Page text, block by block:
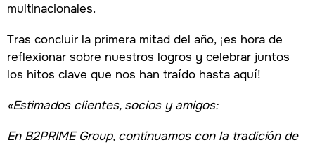
multinacionales.
Tras concluir la primera mitad del año, ¡es hora de
reflexionar sobre nuestros logros y celebrar juntos
los hitos clave que nos han traído hasta aquí!
«Estimados clientes, socios y amigos:
En B2PRIME Group, continuamos con la tradición de